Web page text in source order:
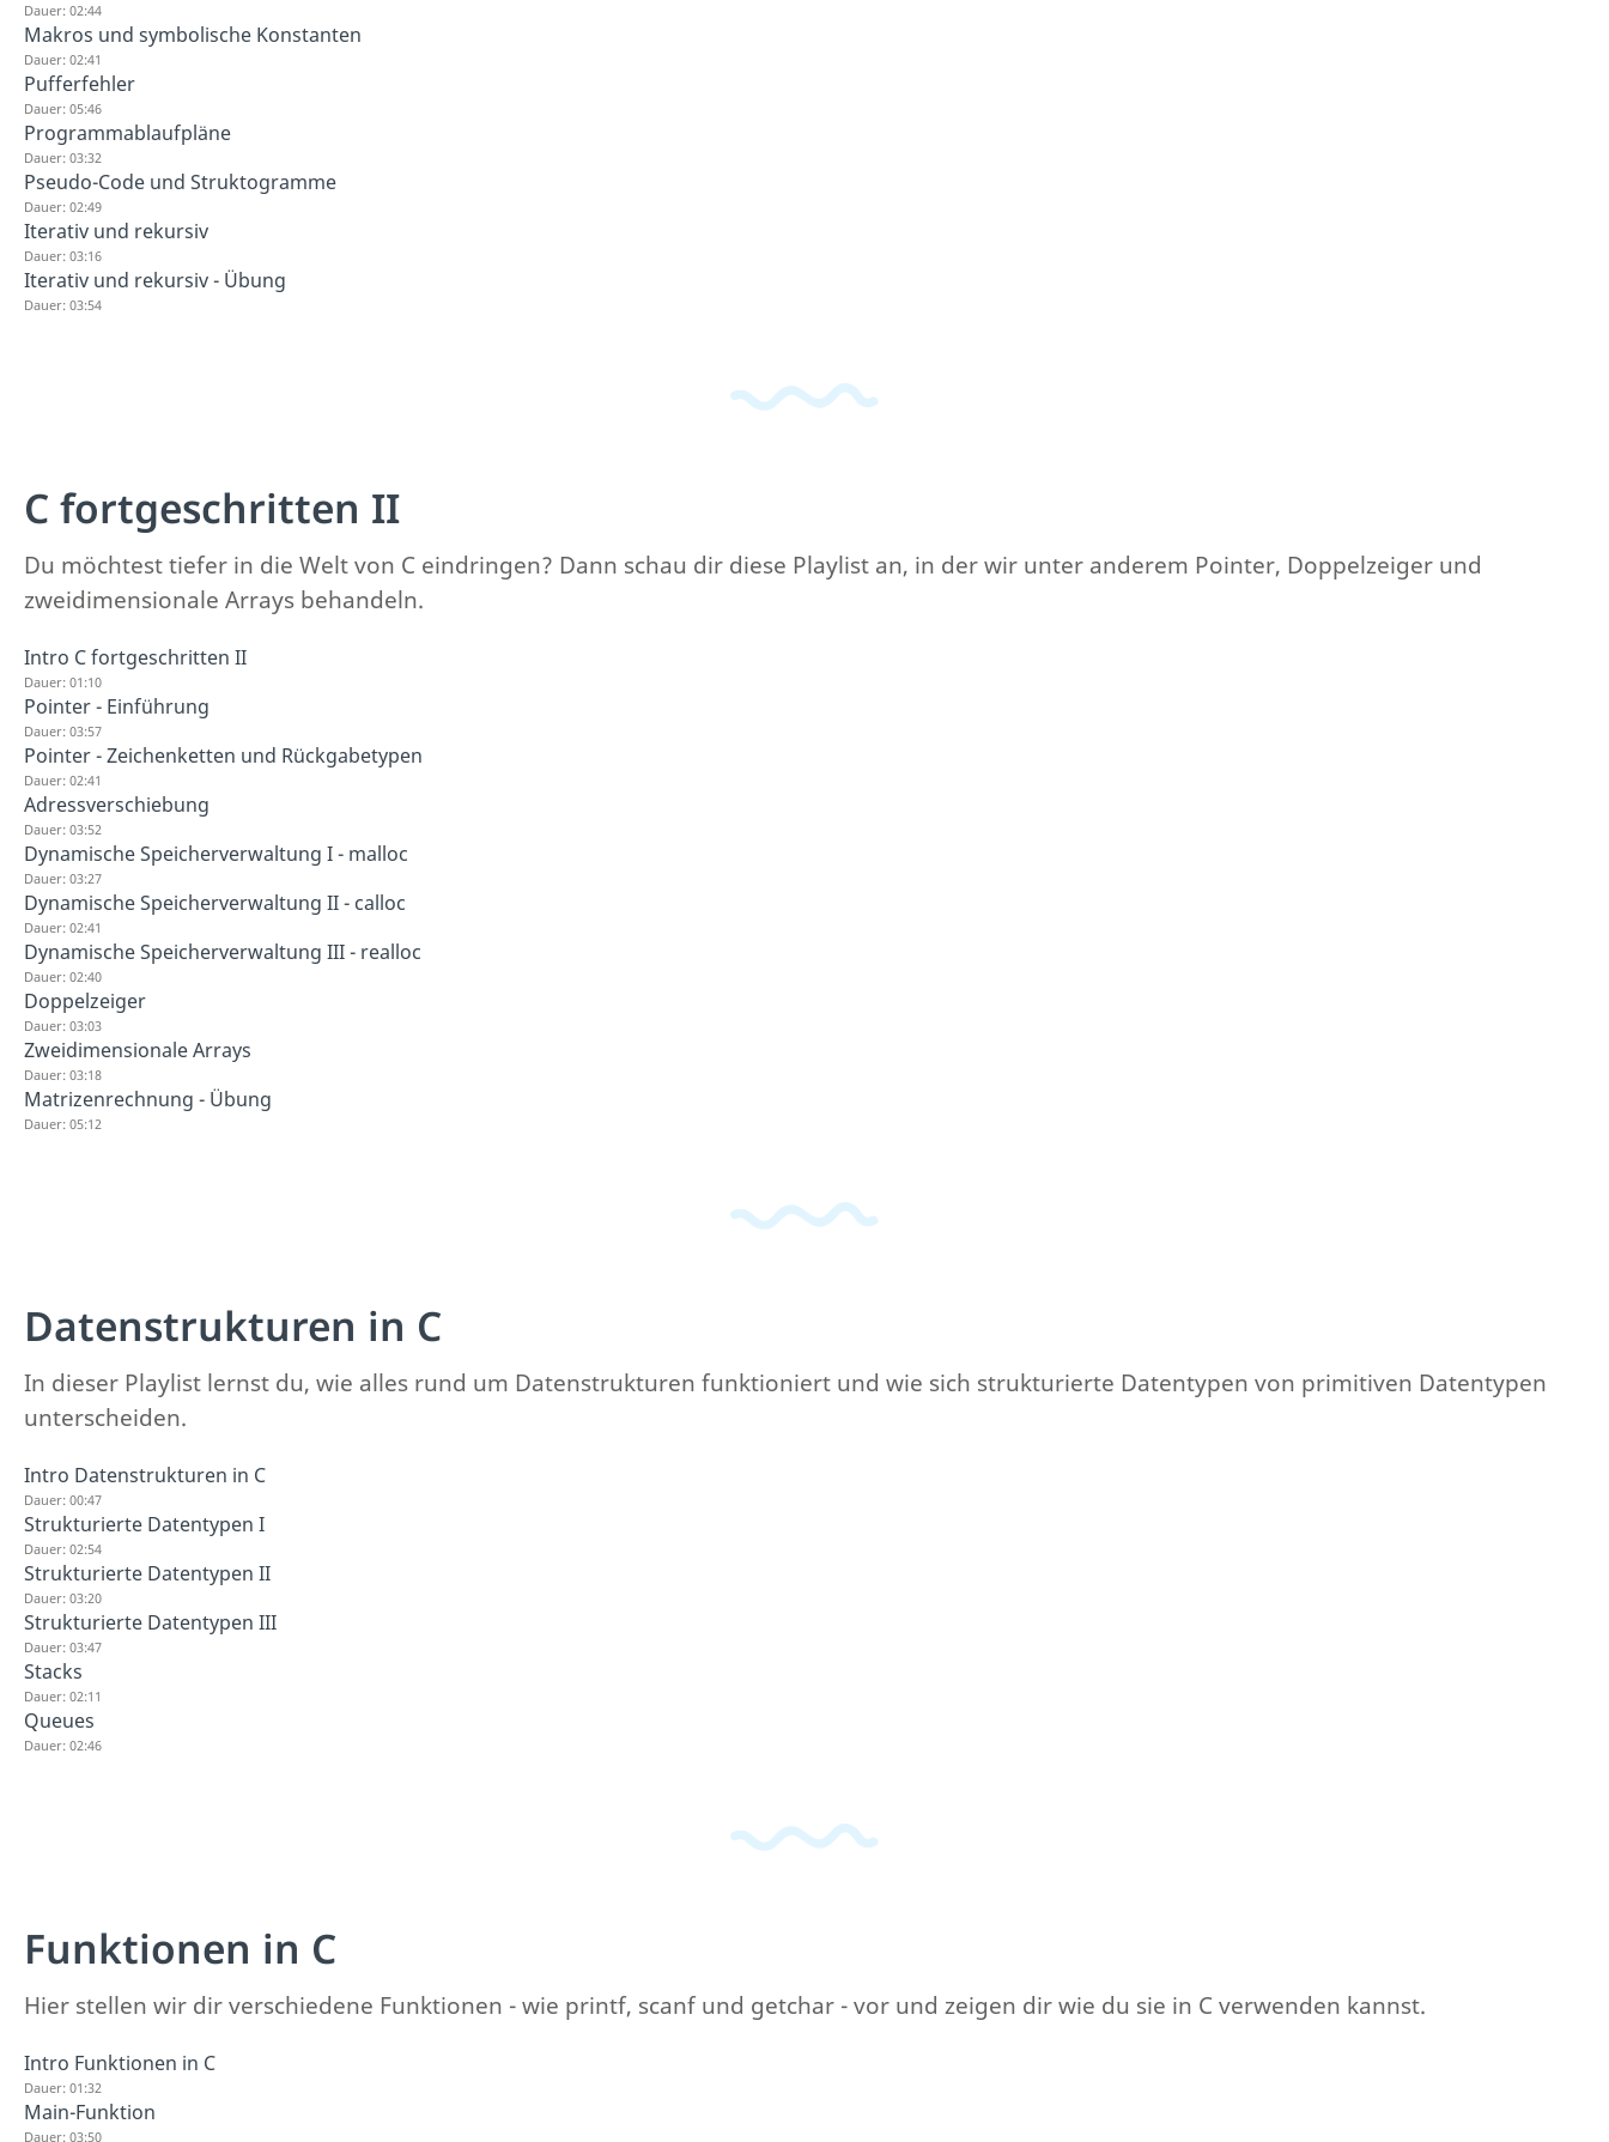
Dauer: 02:44
Makros und symbolische Konstanten
Dauer: 02:41
Pufferfehler
Dauer: 05:46
Programmablaufpläne
Dauer: 03:32
Pseudo-Code und Struktogramme
Dauer: 02:49
Iterativ und rekursiv
Dauer: 03:16
Iterativ und rekursiv - Übung
Dauer: 03:54
C fortgeschritten II
Du möchtest tiefer in die Welt von C eindringen? Dann schau dir diese Playlist an, in der wir unter anderem Pointer, Doppelzeiger und
zweidimensionale Arrays behandeln.
Intro C fortgeschritten II
Dauer: 01:10
Pointer - Einführung
Dauer: 03:57
Pointer - Zeichenketten und Rückgabetypen
Dauer: 02:41
Adressverschiebung
Dauer: 03:52
Dynamische Speicherverwaltung I - malloc
Dauer: 03:27
Dynamische Speicherverwaltung II - calloc
Dauer: 02:41
Dynamische Speicherverwaltung III - realloc
Dauer: 02:40
Doppelzeiger
Dauer: 03:03
Zweidimensionale Arrays
Dauer: 03:18
Matrizenrechnung - Übung
Dauer: 05:12
Datenstrukturen in C
In dieser Playlist lernst du, wie alles rund um Datenstrukturen funktioniert und wie sich strukturierte Datentypen von primitiven Datentypen
unterscheiden.
Intro Datenstrukturen in C
Dauer: 00:47
Strukturierte Datentypen I
Dauer: 02:54
Strukturierte Datentypen II
Dauer: 03:20
Strukturierte Datentypen III
Dauer: 03:47
Stacks
Dauer: 02:11
Queues
Dauer: 02:46
Funktionen in C
Hier stellen wir dir verschiedene Funktionen - wie printf, scanf und getchar - vor und zeigen dir wie du sie in C verwenden kannst.
Intro Funktionen in C
Dauer: 01:32
Main-Funktion
Dauer: 03:50